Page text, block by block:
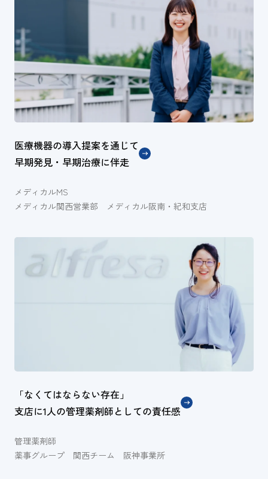
医療機器の導入提案を通じて
早期発見・早期治療に伴走
メディカルMS
メディカル関西営業部 メディカル阪南・紀和支店
「なくてはならない存在」
支店に1人の管理薬剤師としての責任感
管理薬剤師
薬事グループ 関西チーム 阪神事業所